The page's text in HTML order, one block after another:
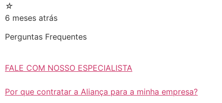
☆
6 meses atrás
Perguntas Frequentes
FALE COM NOSSO ESPECIALISTA
Por que contratar a Aliança para a minha empresa?